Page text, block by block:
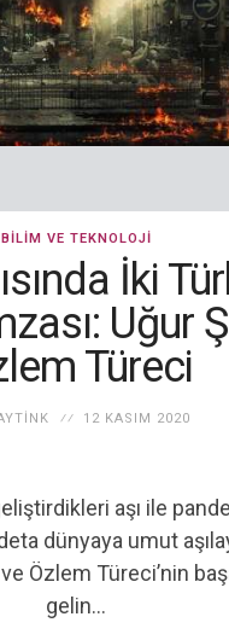
BILIM VE TEKNOLOJI
İki
Uğur
Türeci
12 KASIM 2020
aşı ile
dünyaya umut
Özlem Türeci’nin
gelin...